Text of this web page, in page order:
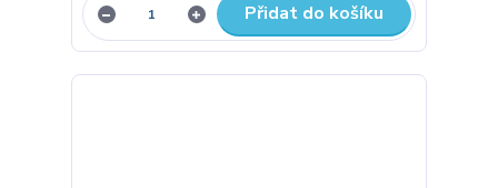
Přidat do košíku